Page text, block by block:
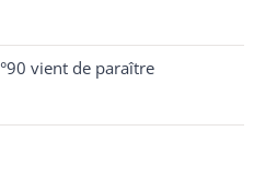
vient de paraître